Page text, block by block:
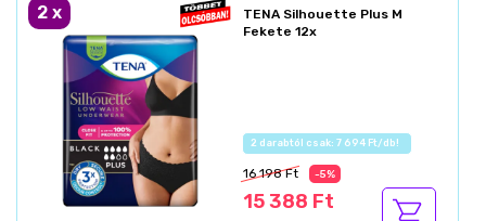
2 x
TENA Silhouette Plus M
Fekete 12x
Az akció részletei
16 198 Ft -5%
15 388 Ft